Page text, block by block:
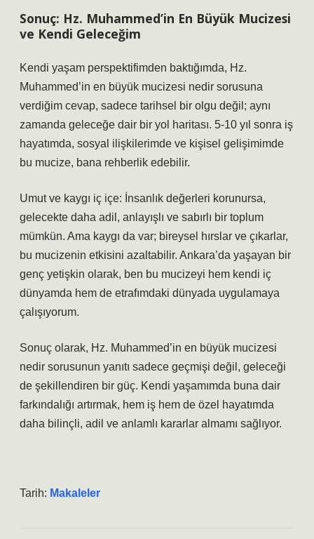
Sonuç: Hz. Muhammed’in En Büyük Mucizesi
ve Kendi Geleceğim
Kendi yaşam perspektifimden baktığımda, Hz.
Muhammed’in en büyük mucizesi nedir sorusuna
verdiğim cevap, sadece tarihsel bir olgu değil; aynı
zamanda geleceğe dair bir yol haritası. 5-10 yıl sonra iş
hayatımda, sosyal ilişkilerimde ve kişisel gelişimimde
bu mucize, bana rehberlik edebilir.
Umut ve kaygı iç içe: İnsanlık değerleri korunursa,
gelecekte daha adil, anlayışlı ve sabırlı bir toplum
mümkün. Ama kaygı da var; bireysel hırslar ve çıkarlar,
bu mucizenin etkisini azaltabilir. Ankara’da yaşayan bir
genç yetişkin olarak, ben bu mucizeyi hem kendi iç
dünyamda hem de etrafımdaki dünyada uygulamaya
çalışıyorum.
Sonuç olarak, Hz. Muhammed’in en büyük mucizesi
nedir sorusunun yanıtı sadece geçmişi değil, geleceği
de şekillendiren bir güç. Kendi yaşamımda buna dair
farkındalığı artırmak, hem iş hem de özel hayatımda
daha bilinçli, adil ve anlamlı kararlar almamı sağlıyor.
Tarih: Makaleler